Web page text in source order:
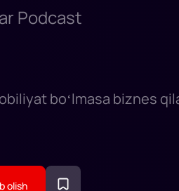
Podcast
boʻlmasa biznes
olish